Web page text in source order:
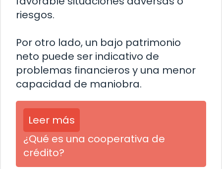
riesgos.
Por otro lado, un bajo patrimonio
neto puede ser indicativo de
problemas financieros y una menor
capacidad de maniobra.
Leer más
¿Qué es una cooperativa de
crédito?